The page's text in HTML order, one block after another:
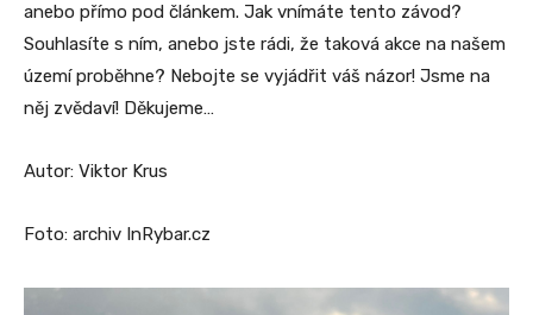
anebo přímo pod článkem. Jak vnímáte tento závod?
Souhlasíte s ním, anebo jste rádi, že taková akce na našem
území proběhne? Nebojte se vyjádřit váš názor! Jsme na
něj zvědaví! Děkujeme…
Autor: Viktor Krus
Foto: archiv InRybar.cz